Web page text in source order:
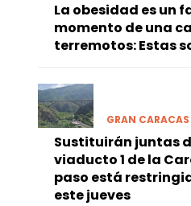
La obesidad es un
momento de una
terremotos: Estas
GRAN CARACAS
Sustituirán juntas
viaducto 1 de la
paso está
este jueves